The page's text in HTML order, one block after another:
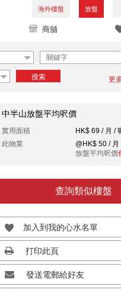
海外樓盤 放盤
商舖
搜索 更
中半山放盤平均呎價
實用面積
HK$ 69 / 月 /
此物業
@HK$ 50 / 月
放盤平均呎價
查詢類似樓盤
加入到我的心水名單
打印此頁
發送電郵給好友